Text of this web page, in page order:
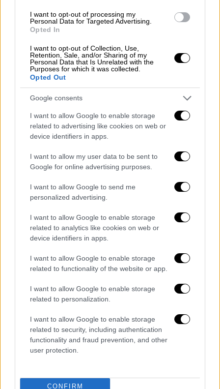
I want to opt-out of processing my
Personal Data for Targeted Advertising.
Opted In
I want to opt-out of Collection, Use,
Retention, Sale, and/or Sharing of my
Personal Data that Is Unrelated with the
Purposes for which it was collected.
Opted Out
Google consents
I want to allow Google to enable storage
related to advertising like cookies on web or
device identifiers in apps.
I want to allow my user data to be sent to
Google for online advertising purposes.
I want to allow Google to send me
personalized advertising.
I want to allow Google to enable storage
related to analytics like cookies on web or
device identifiers in apps.
I want to allow Google to enable storage
related to functionality of the website or app.
I want to allow Google to enable storage
related to personalization.
I want to allow Google to enable storage
related to security, including authentication
functionality and fraud prevention, and other
user protection.
CONFIRM
ΠΟΛΙΤΙΚΗ 03.04.2020
Η σημαία της Ιταλίας στο κεντρικό κτήριο
του Υπουργείου Εξωτερικών στην Αθήνα
Η σημαία της Ιταλίας στο κεντρικό κτήριο
του Υπουργείου Εξωτερικών στην Αθήνα
Σύμφωνα με διπλωματικές πηγές, οι δύο
υπουργοί Εξωτερικών αναφέρθηκαν στις
στενές σχέσεις φιλίας μεταξύ της Ελλάδας
αντιμετωπιστεί η κρίση που έχει προκληθεί
από την πανδημία του κορονοϊού με όρους
Περαιτέρω, ο Νίκος Δένδιας επανέλαβε ότι
η χώρα μας καταβάλλει κάθε προσπάθεια για
την έμπρακτη συνδρομή μας στην Ιταλία,
μέσα σ' αυτήν την δραματική για όλους μας
Τέλος, αμφότεροι οι κ.κ. Δένδιας και
ΝτιΜάιοαναφέρθηκαν στη σύσταση της
επιχείρησης IRINI
επιφέρει για τη σταθερότητα στην περιοχή.